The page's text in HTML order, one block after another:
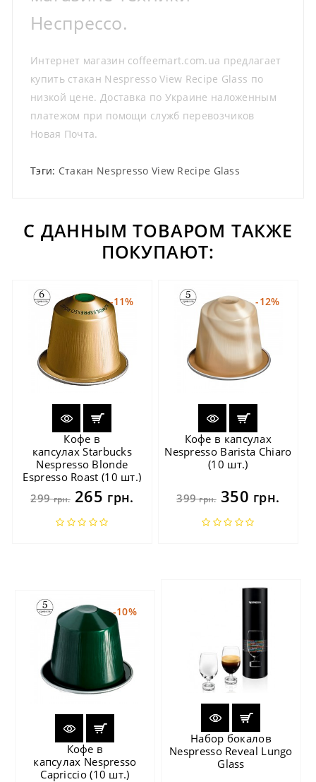
Неспрессо.
Интернет магазин coffeemart.com.ua предлагает
купить стакан Nespresso View Recipe Glass по
низкой цене. Доставка по Украине наложенным
платежом при помощи служб перевозчиков
Новая Почта.
Тэги: Стакан Nespresso View Recipe Glass
С ДАННЫМ ТОВАРОМ ТАКЖЕ
ПОКУПАЮТ:
-11%
Кофе в
капсулах Starbucks
Nespresso Blonde
Espresso Roast (10 шт.)
299грн.265 грн.
-12%
Кофе в капсулах
Nespresso Barista Chiaro
(10 шт.)
399грн.350 грн.
-10%
Кофе в
капсулах Nespresso
Capriccio (10 шт.)
Набор бокалов
Nespresso Reveal Lungo
Glass